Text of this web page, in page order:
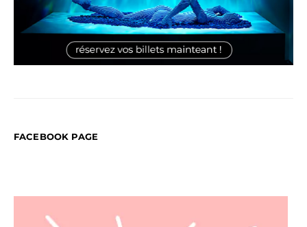
FACEBOOK PAGE